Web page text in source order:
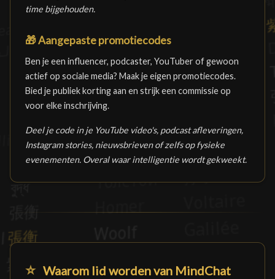
time bijgehouden.
🎁Aangepaste promotiecodes
Ben je een influencer, podcaster, YouTuber of gewoon
actief op sociale media? Maak je eigen promotiecodes.
Bied je publiek korting aan en strijk een commissie op
voor elke inschrijving.
Deel je code in je YouTube video's, podcast afleveringen,
Instagram stories, nieuwsbrieven of zelfs op fysieke
evenementen. Overal waar intelligentie wordt gekweekt.
⭐ Waarom lid worden van MindChat